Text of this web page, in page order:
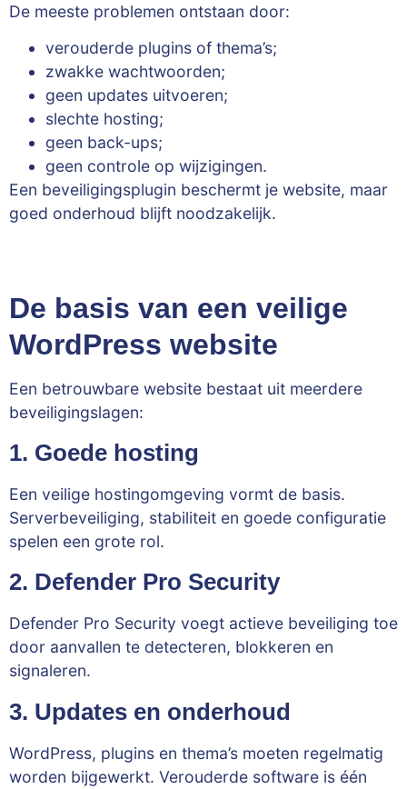
De meeste problemen ontstaan door:
verouderde plugins of thema’s;
zwakke wachtwoorden;
geen updates uitvoeren;
slechte hosting;
geen back-ups;
geen controle op wijzigingen.
Een beveiligingsplugin beschermt je website, maar
goed onderhoud blijft noodzakelijk.
De basis van een veilige
WordPress website
Een betrouwbare website bestaat uit meerdere
beveiligingslagen:
1. Goede hosting
Een veilige hostingomgeving vormt de basis.
Serverbeveiliging, stabiliteit en goede configuratie
spelen een grote rol.
2. Defender Pro Security
Defender Pro Security voegt actieve beveiliging toe
door aanvallen te detecteren, blokkeren en
signaleren.
3. Updates en onderhoud
WordPress, plugins en thema’s moeten regelmatig
worden bijgewerkt. Verouderde software is één